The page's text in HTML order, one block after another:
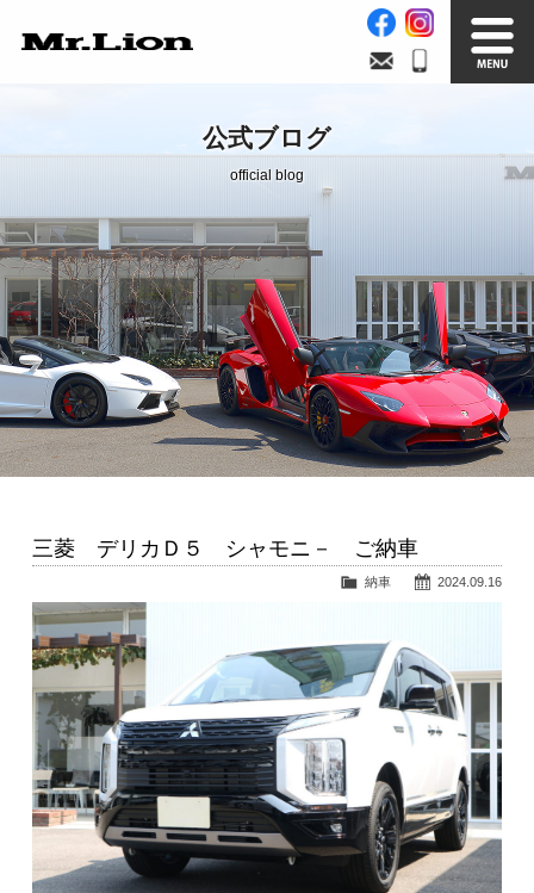
在庫車情報 買取無料査定
Factory
自社工場 サービス案内
Official Blog
公式ブログ
Company info.
会社案内
公式ブログ
official blog
三菱 デリカＤ５ シャモニ－ ご納車
2024.09.16
納車